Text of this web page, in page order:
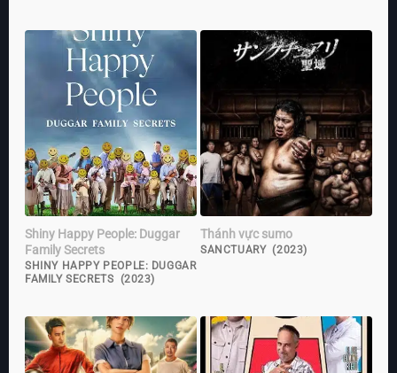
Shiny Happy People: Duggar
Family Secrets
SHINY HAPPY PEOPLE: DUGGAR
FAMILY SECRETS (2023)
Thánh vực sumo
SANCTUARY (2023)